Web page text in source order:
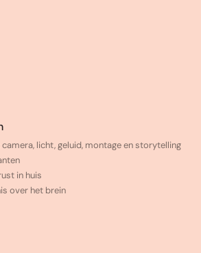
camera, licht, geluid, montage en storytelling
in huis
over het brein